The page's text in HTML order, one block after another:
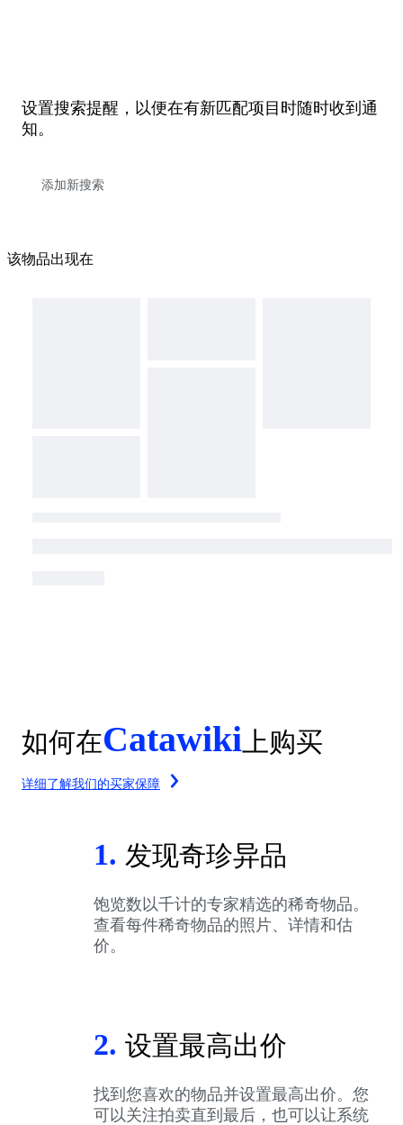
设置搜索提醒，以便在有新匹配项目时随时收到通
知。
该物品出现在
如何在Catawiki 上购买
详细了解我们的买家保障
1. 发现奇珍异品
饱览数以千计的专家精选的稀奇物品。
查看每件稀奇物品的照片、详情和估
价。
2. 设置最高出价
找到您喜欢的物品并设置最高出价。您
可以关注拍卖直到最后，也可以让系统